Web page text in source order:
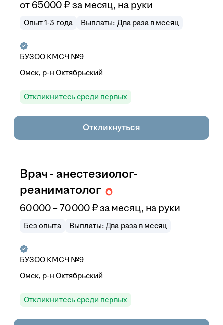
от65 000 ₽ за месяц, на руки
Опыт 1-3 года Выплаты: Два раза в месяц
БУЗОО КМСЧ №9
Омск, р-н Октябрьский
Откликнитесь среди первых
Откликнуться
Врач - анестезиолог-
реаниматолог
60 000–70 000 ₽ за месяц, на руки
Без опыта Выплаты: Два раза в месяц
БУЗОО КМСЧ №9
Омск, р-н Октябрьский
Откликнитесь среди первых